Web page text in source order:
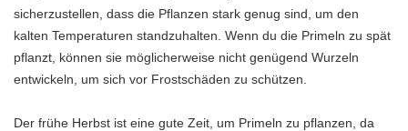
sicherzustellen, dass die Pflanzen stark genug sind, um den
kalten Temperaturen standzuhalten. Wenn du die Primeln zu spät
pflanzt, können sie möglicherweise nicht genügend Wurzeln
entwickeln, um sich vor Frostschäden zu schützen.
Der frühe Herbst ist eine gute Zeit, um Primeln zu pflanzen, da